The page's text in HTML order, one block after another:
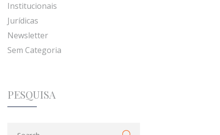
Institucionais
Jurídicas
Newsletter
Sem Categoria
PESQUISA